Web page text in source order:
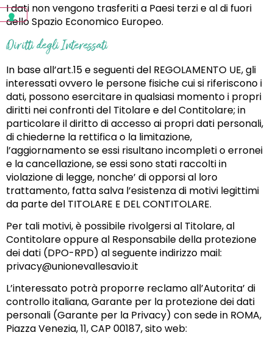
I dati non vengono trasferiti a Paesi terzi e al di fuori
dello Spazio Economico Europeo.
Diritti degli Interessati
In base all’art.15 e seguenti del REGOLAMENTO UE, gli
interessati ovvero le persone fisiche cui si riferiscono i
dati, possono esercitare in qualsiasi momento i propri
diritti nei confronti del Titolare e del Contitolare; in
particolare il diritto di accesso ai propri dati personali,
di chiederne la rettifica o la limitazione,
l’aggiornamento se essi risultano incompleti o erronei
e la cancellazione, se essi sono stati raccolti in
violazione di legge, nonche’ di opporsi al loro
trattamento, fatta salva l’esistenza di motivi legittimi
da parte del TITOLARE E DEL CONTITOLARE.
Per tali motivi, è possibile rivolgersi al Titolare, al
Contitolare oppure al Responsabile della protezione
dei dati (DPO-RPD) al seguente indirizzo mail:
privacy@unionevallesavio.it
L’interessato potrà proporre reclamo all’Autorita’ di
controllo italiana, Garante per la protezione dei dati
personali (Garante per la Privacy) con sede in ROMA,
Piazza Venezia, 11, CAP 00187, sito web: